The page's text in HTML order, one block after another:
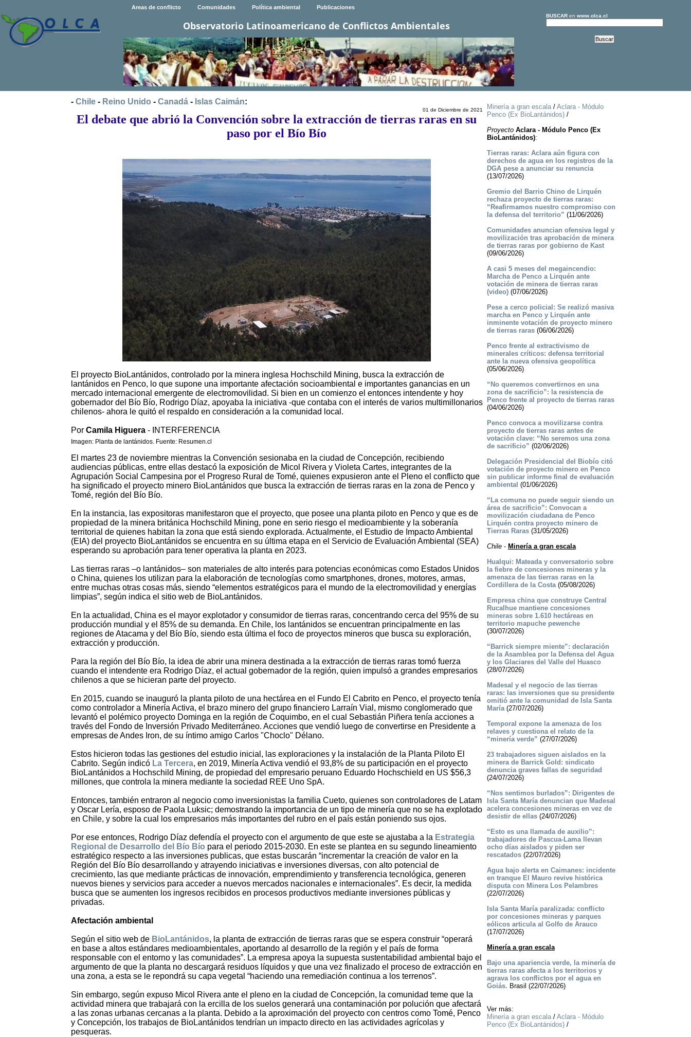
Areas de conflicto Comunidades Política ambiental Publicaciones
Observatorio Latinoamericano de Conflictos Ambientales
BUSCARen www.olca.cl
- Chile - Reino Unido - Canadá - Islas Caimán:
01 de Diciembre de 2021
El debate que abrió la Convención sobre la extracción de tierras raras en su
paso por el Bío Bío
El proyecto BioLantánidos, controlado por la minera inglesa Hochschild Mining, busca la extracción de
lantánidos en Penco, lo que supone una importante afectación socioambiental e importantes ganancias en un
mercado internacional emergente de electromovilidad. Si bien en un comienzo el entonces intendente y hoy
gobernador del Bío Bío, Rodrigo Díaz, apoyaba la iniciativa -que contaba con el interés de varios multimillonarios
chilenos- ahora le quitó el respaldo en consideración a la comunidad local.
Por Camila Higuera - INTERFERENCIA
Imagen: Planta de lantánidos. Fuente: Resumen.cl
El martes 23 de noviembre mientras la Convención sesionaba en la ciudad de Concepción, recibiendo
audiencias públicas, entre ellas destacó la exposición de Micol Rivera y Violeta Cartes, integrantes de la
Agrupación Social Campesina por el Progreso Rural de Tomé, quienes expusieron ante el Pleno el conflicto que
ha significado el proyecto minero BioLantánidos que busca la extracción de tierras raras en la zona de Penco y
Tomé, región del Bío Bío.
En la instancia, las expositoras manifestaron que el proyecto, que posee una planta piloto en Penco y que es de
propiedad de la minera británica Hochschild Mining, pone en serio riesgo el medioambiente y la soberanía
territorial de quienes habitan la zona que está siendo explorada. Actualmente, el Estudio de Impacto Ambiental
(EIA) del proyecto BioLantánidos se encuentra en su última etapa en el Servicio de Evaluación Ambiental (SEA)
esperando su aprobación para tener operativa la planta en 2023.
Las tierras raras –o lantánidos– son materiales de alto interés para potencias económicas como Estados Unidos
o China, quienes los utilizan para la elaboración de tecnologías como smartphones, drones, motores, armas,
entre muchas otras cosas más, siendo “elementos estratégicos para el mundo de la electromovilidad y energías
limpias”, según indica el sitio web de BioLantánidos.
En la actualidad, China es el mayor explotador y consumidor de tierras raras, concentrando cerca del 95% de su
producción mundial y el 85% de su demanda. En Chile, los lantánidos se encuentran principalmente en las
regiones de Atacama y del Bío Bío, siendo esta última el foco de proyectos mineros que busca su exploración,
extracción y producción.
Para la región del Bío Bío, la idea de abrir una minera destinada a la extracción de tierras raras tomó fuerza
cuando el intendente era Rodrigo Díaz, el actual gobernador de la región, quien impulsó a grandes empresarios
chilenos a que se hicieran parte del proyecto.
En 2015, cuando se inauguró la planta piloto de una hectárea en el Fundo El Cabrito en Penco, el proyecto tenía
como controlador a Minería Activa, el brazo minero del grupo financiero Larraín Vial, mismo conglomerado que
levantó el polémico proyecto Dominga en la región de Coquimbo, en el cual Sebastián Piñera tenía acciones a
través del Fondo de Inversión Privado Mediterráneo. Acciones que vendió luego de convertirse en Presidente a
empresas de Andes Iron, de su íntimo amigo Carlos "Choclo" Délano.
Estos hicieron todas las gestiones del estudio inicial, las exploraciones y la instalación de la Planta Piloto El
Cabrito. Según indicó La Tercera, en 2019, Minería Activa vendió el 93,8% de su participación en el proyecto
BioLantánidos a Hochschild Mining, de propiedad del empresario peruano Eduardo Hochschield en US $56,3
millones, que controla la minera mediante la sociedad REE Uno SpA.
Entonces, también entraron al negocio como inversionistas la familia Cueto, quienes son controladores de Latam
y Oscar Lería, esposo de Paola Luksic; demostrando la importancia de un tipo de minería que no se ha explotado
en Chile, y sobre la cual los empresarios más importantes del rubro en el país están poniendo sus ojos.
Por ese entonces, Rodrigo Díaz defendía el proyecto con el argumento de que este se ajustaba a la Estrategia
Regional de Desarrollo del Bío Bío para el periodo 2015-2030. En este se plantea en su segundo lineamiento
estratégico respecto a las inversiones publicas, que estas buscarán “incrementar la creación de valor en la
Región del Bío Bío desarrollando y atrayendo iniciativas e inversiones diversas, con alto potencial de
crecimiento, las que mediante prácticas de innovación, emprendimiento y transferencia tecnológica, generen
nuevos bienes y servicios para acceder a nuevos mercados nacionales e internacionales”. Es decir, la medida
busca que se aumenten los ingresos recibidos en procesos productivos mediante inversiones públicas y
privadas.
Afectación ambiental
Según el sitio web de BioLantánidos, la planta de extracción de tierras raras que se espera construir “operará
en base a altos estándares medioambientales, aportando al desarrollo de la región y el país de forma
responsable con el entorno y las comunidades”. La empresa apoya la supuesta sustentabilidad ambiental bajo el
argumento de que la planta no descargará residuos líquidos y que una vez finalizado el proceso de extracción en
una zona, a esta se le repondrá su capa vegetal “haciendo una remediación continua a los terrenos”.
Sin embargo, según expuso Micol Rivera ante el pleno en la ciudad de Concepción, la comunidad teme que la
actividad minera que trabajará con la ercilla de los suelos generará una contaminación por polución que afectará
a las zonas urbanas cercanas a la planta. Debido a la aproximación del proyecto con centros como Tomé, Penco
y Concepción, los trabajos de BioLantánidos tendrían un impacto directo en las actividades agrícolas y
pesqueras.
Minería a gran escala/ Aclara - Módulo
Penco (Ex BioLantánidos)/
Proyecto Aclara - Módulo Penco (Ex
BioLantánidos):
Tierras raras: Aclara aún figura con
derechos de agua en los registros de la
DGA pese a anunciar su renuncia
(13/07/2026)
Gremio del Barrio Chino de Lirquén
rechaza proyecto de tierras raras:
“Reafirmamos nuestro compromiso con
la defensa del territorio” (11/06/2026)
Comunidades anuncian ofensiva legal y
movilización tras aprobación de minera
de tierras raras por gobierno de Kast
(09/06/2026)
A casi 5 meses del megaincendio:
Marcha de Penco a Lirquén ante
votación de minera de tierras raras
(video)(07/06/2026)
Pese a cerco policial: Se realizó masiva
marcha en Penco y Lirquén ante
inminente votación de proyecto minero
de tierras raras(06/06/2026)
Penco frente al extractivismo de
minerales críticos: defensa territorial
ante la nueva ofensiva geopolítica
(05/06/2026)
“No queremos convertirnos en una
zona de sacrificio”: la resistencia de
Penco frente al proyecto de tierras raras
(04/06/2026)
Penco convoca a movilizarse contra
proyecto de tierras raras antes de
votación clave: “No seremos una zona
de sacrificio” (02/06/2026)
Delegación Presidencial del Biobío citó
votación de proyecto minero en Penco
sin publicar informe final de evaluación
ambiental (01/06/2026)
“La comuna no puede seguir siendo un
área de sacrificio”: Convocan a
movilización ciudadana de Penco
Lirquén contra proyecto minero de
Tierras Raras(31/05/2026)
Chile- Minería a gran escala
Hualqui: Mateada y conversatorio sobre
la fiebre de concesiones mineras y la
amenaza de las tierras raras en la
Cordillera de la Costa(05/08/2026)
Empresa china que construye Central
Rucalhue mantiene concesiones
mineras sobre 1.610 hectáreas en
territorio mapuche pewenche
(30/07/2026)
“Barrick siempre miente”: declaración
de la Asamblea por la Defensa del Agua
y los Glaciares del Valle del Huasco
(28/07/2026)
Madesal y el negocio de las tierras
raras: las inversiones que su presidente
omitió ante la comunidad de Isla Santa
María(27/07/2026)
Temporal expone la amenaza de los
relaves y cuestiona el relato de la
“minería verde” (27/07/2026)
23 trabajadores siguen aislados en la
minera de Barrick Gold: sindicato
denuncia graves fallas de seguridad
(24/07/2026)
“Nos sentimos burlados”: Dirigentes de
Isla Santa María denuncian que Madesal
acelera concesiones mineras en vez de
desistir de ellas(24/07/2026)
“Esto es una llamada de auxilio”:
trabajadores de Pascua-Lama llevan
ocho días aislados y piden ser
rescatados(22/07/2026)
Agua bajo alerta en Caimanes: incidente
en tranque El Mauro revive histórica
disputa con Minera Los Pelambres
(22/07/2026)
Isla Santa María paralizada: conflicto
por concesiones mineras y parques
eólicos articula al Golfo de Arauco
(17/07/2026)
Minería a gran escala
Bajo una apariencia verde, la minería de
tierras raras afecta a los territorios y
agrava los conflictos por el agua en
Goiás. Brasil (22/07/2026)
Ver más:
Minería a gran escala/ Aclara - Módulo
Penco (Ex BioLantánidos)/